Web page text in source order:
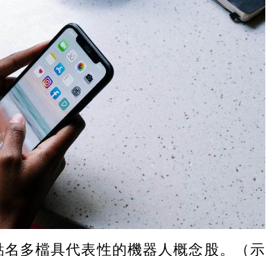
多檔具代表性的機器人概念股。（示